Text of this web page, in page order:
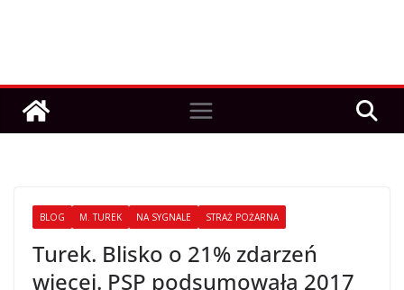
BLOG M. TUREK NA SYGNALE STRAŻ POŻARNA
Turek. Blisko o 21% zdarzeń
więcej. PSP podsumowała 2017